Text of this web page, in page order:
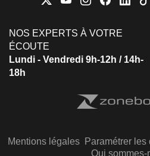
NOS EXPERTS À VOTRE
ÉCOUTE
Lundi - Vendredi 9h-12h / 14h-
18h
Mentions légales Paramétrer les
Qui sommes-